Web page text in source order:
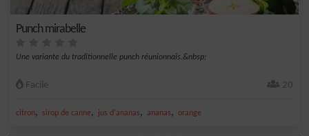
Punch mirabelle
Une variante du traditionnelle punch réunionnais.&nbsp;
Facile 20
citron, sirop de canne, jus d'ananas, ananas, orange